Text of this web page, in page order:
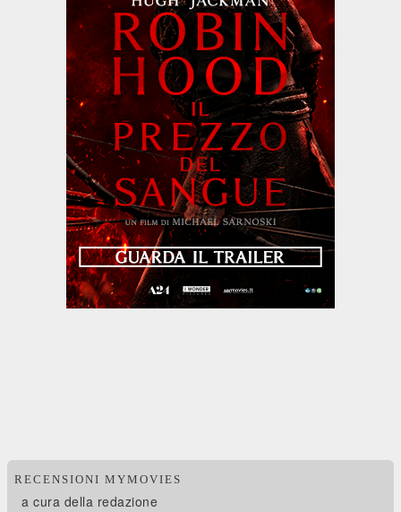
RECENSIONI MYMOVIES
a cura della redazione